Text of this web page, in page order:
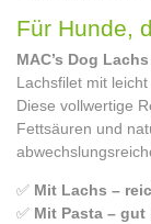
Für Hunde,
MAC’s Dog
Lachsfilet mit
Diese vollwertige
Fettsäuren und
✅ Mit Lachs –
✅ Mit Pasta –